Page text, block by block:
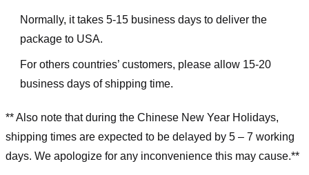
Normally, it takes 5-15 business days to deliver the
package to USA.
For others countries’ customers, please allow 15-20
business days of shipping time.
** Also note that during the Chinese New Year Holidays,
shipping times are expected to be delayed by 5 – 7 working
days. We apologize for any inconvenience this may cause.**